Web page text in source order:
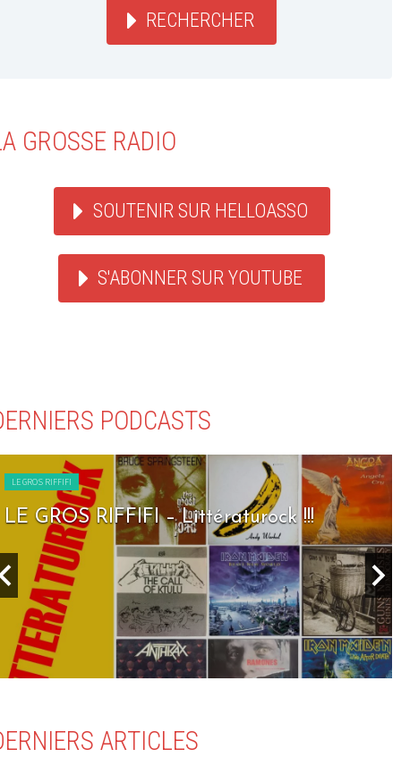
RECHERCHER
GROSSE RADIO
SOUTENIR SUR HELLOASSO
S'ABONNER SUR YOUTUBE
PODCASTS
LE GROS RIFFIFI
LE GROS RIFFIFI – Seven Days To Rock !!!
ARTICLES